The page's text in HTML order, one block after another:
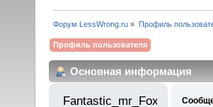
Форум LessWrong.ru » Профиль
Профиль пользователя
Основная информация